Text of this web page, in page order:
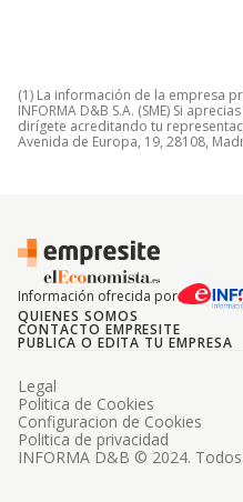
(1) La información de la empresa
INFORMA D&B S.A. (SME) Si
dirígete acreditando tu
Avenida de Europa, 19, 28108,
Información ofrecida por
QUIENES SOMOS
CONTACTO EMPRESITE
PUBLICA O EDITA TU EMPRESA
INFORMA D&B © 2024.
Legal
Politica de Cookies
Configuracion de Cookies
Politica de privacidad